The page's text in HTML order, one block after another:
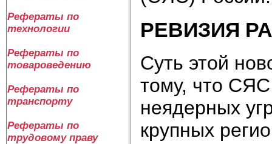
Рефераты по
технологии
Рефераты по
товароведению
Рефераты по
транспорту
Рефераты по
трудовому праву
РЕВИЗИЯ
Суть этой
тому, что
неядерных
крупных